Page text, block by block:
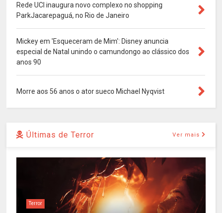
Rede UCI inaugura novo complexo no shopping
ParkJacarepaguá, no Rio de Janeiro
Mickey em 'Esqueceram de Mim': Disney anuncia
especial de Natal unindo o camundongo ao clássico dos
anos 90
Morre aos 56 anos o ator sueco Michael Nyqvist
Últimas de Terror Ver mais
Terror